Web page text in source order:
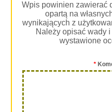
Wpis powinien zawierać
opartą na
wynikających z
Należy opisać wady
wystawione
*